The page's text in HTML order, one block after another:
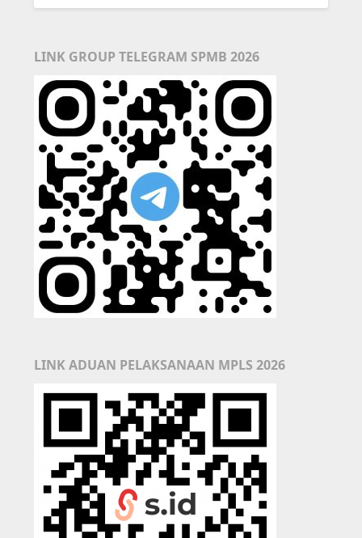
LINK GROUP TELEGRAM SPMB 2026
LINK ADUAN PELAKSANAAN MPLS 2026